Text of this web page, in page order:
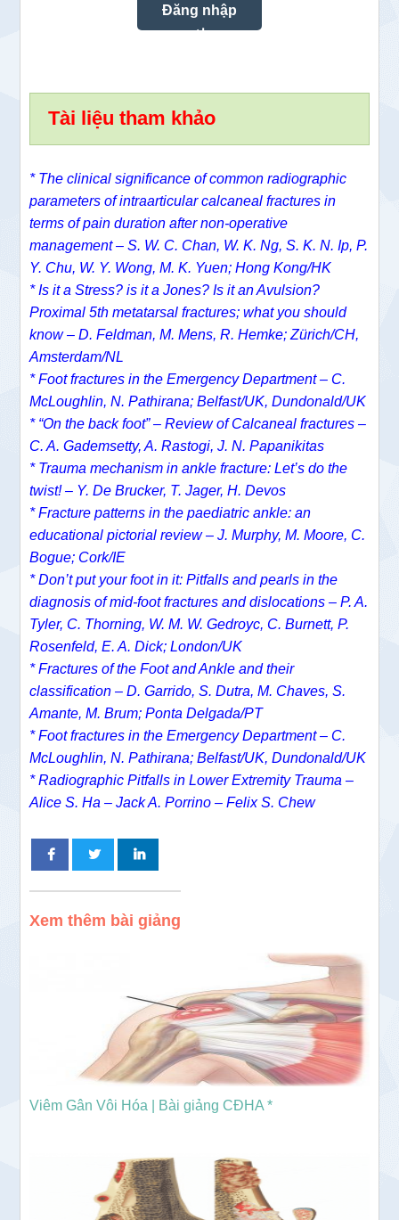
Tài liệu tham khảo
* The clinical significance of common radiographic
parameters of intraarticular calcaneal fractures in
terms of pain duration after non-operative
management – S. W. C. Chan, W. K. Ng, S. K. N. Ip, P.
Y. Chu, W. Y. Wong, M. K. Yuen; Hong Kong/HK
* Is it a Stress? is it a Jones? Is it an Avulsion?
Proximal 5th metatarsal fractures; what you should
know – D. Feldman, M. Mens, R. Hemke; Zürich/CH,
Amsterdam/NL
* Foot fractures in the Emergency Department – C.
McLoughlin, N. Pathirana; Belfast/UK, Dundonald/UK
* “On the back foot” – Review of Calcaneal fractures –
C. A. Gademsetty, A. Rastogi, J. N. Papanikitas
* Trauma mechanism in ankle fracture: Let’s do the
twist! – Y. De Brucker, T. Jager, H. Devos
* Fracture patterns in the paediatric ankle: an
educational pictorial review – J. Murphy, M. Moore, C.
Bogue; Cork/IE
* Don’t put your foot in it: Pitfalls and pearls in the
diagnosis of mid-foot fractures and dislocations – P. A.
Tyler, C. Thorning, W. M. W. Gedroyc, C. Burnett, P.
Rosenfeld, E. A. Dick; London/UK
* Fractures of the Foot and Ankle and their
classification – D. Garrido, S. Dutra, M. Chaves, S.
Amante, M. Brum; Ponta Delgada/PT
* Foot fractures in the Emergency Department – C.
McLoughlin, N. Pathirana; Belfast/UK, Dundonald/UK
* Radiographic Pitfalls in Lower Extremity Trauma –
Alice S. Ha – Jack A. Porrino – Felix S. Chew
Xem thêm bài giảng
Viêm Gân Vôi Hóa | Bài giảng CĐHA *